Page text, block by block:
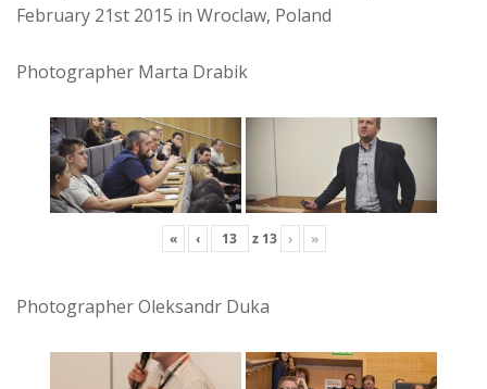
February 21st 2015 in Wroclaw, Poland
Photographer Marta Drabik
« ‹ z 13 › »
Photographer Oleksandr Duka